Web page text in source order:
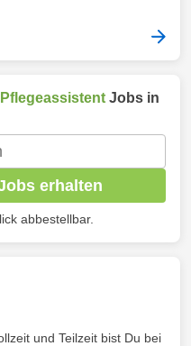
Pflegeassistent Jobs in
erhalten
abbestellbar.
und Teilzeit bist Du bei